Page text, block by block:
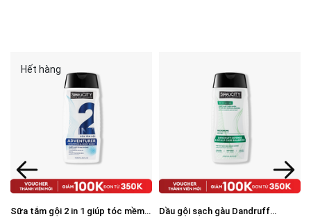
Hết hàng
Sữa tắm gội 2 in 1 giúp tóc mềm
Dầu gội sạch gàu Dandruff